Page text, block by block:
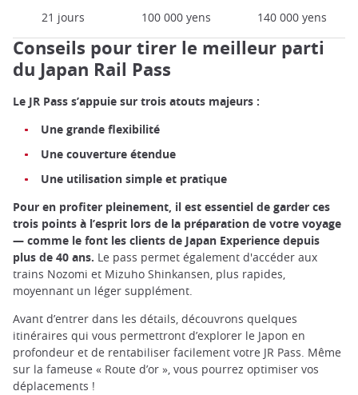
21 jours 100 000 yens 140 000 yens
Conseils pour tirer le meilleur parti
du Japan Rail Pass
Le JR Pass s’appuie sur trois atouts majeurs :
Une grande flexibilité
Une couverture étendue
Une utilisation simple et pratique
Pour en profiter pleinement, il est essentiel de garder ces
trois points à l’esprit lors de la préparation de votre voyage
— comme le font les clients de Japan Experience depuis
plus de 40 ans. Le pass permet également d'accéder aux
trains Nozomi et Mizuho Shinkansen, plus rapides,
moyennant un léger supplément.
Avant d’entrer dans les détails, découvrons quelques
itinéraires qui vous permettront d’explorer le Japon en
profondeur et de rentabiliser facilement votre JR Pass. Même
sur la fameuse « Route d’or », vous pourrez optimiser vos
déplacements !